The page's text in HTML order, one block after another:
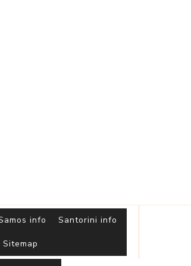
info Santorini info
Sitemap